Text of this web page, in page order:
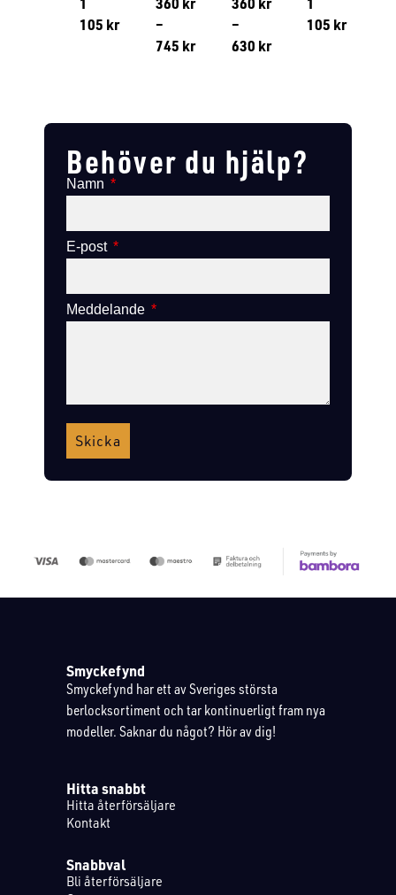
105 kr
–
745 kr
–
630 kr
105 kr
Behöver du hjälp?
Namn
E-post
Meddelande
Skicka
Smyckefynd
Smyckefynd har ett av Sveriges största
berlocksortiment och tar kontinuerligt fram nya
modeller. Saknar du något? Hör av dig!
Hitta snabbt
Hitta återförsäljare
Kontakt
Snabbval
Bli återförsäljare